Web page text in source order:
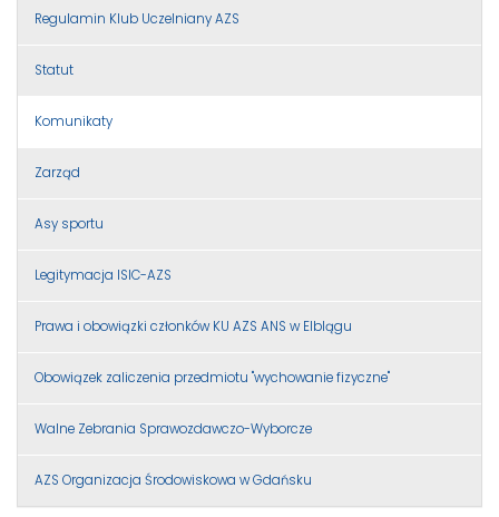
Regulamin Klub Uczelniany AZS
Statut
Komunikaty
Zarząd
Asy sportu
Legitymacja ISIC-AZS
Prawa i obowiązki członków KU AZS ANS w Elblągu
Obowiązek zaliczenia przedmiotu "wychowanie fizyczne"
Walne Zebrania Sprawozdawczo-Wyborcze
AZS Organizacja Środowiskowa w Gdańsku